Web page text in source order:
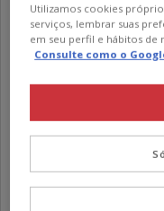
Preço
de
22.99€-24.99€
2
Utilizamos cookies
serviços, lembrar suas
em seu perfil e hábitos de
Consulte como o